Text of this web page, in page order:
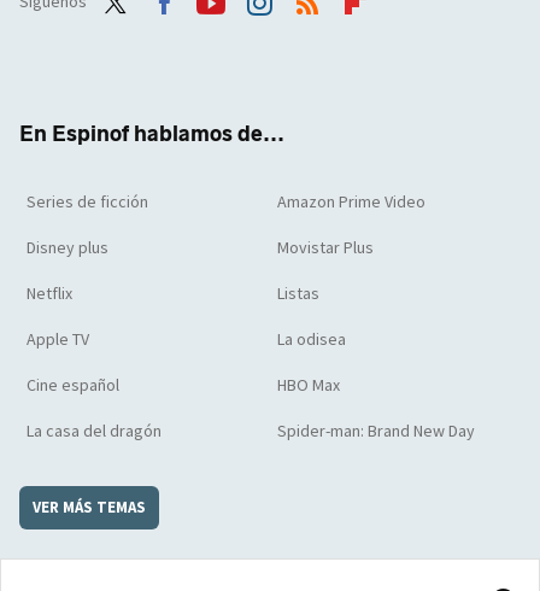
En Espinof hablamos de...
Series de ficción Amazon Prime Video
Disney plus Movistar Plus
Netflix Listas
Apple TV La odisea
Cine español HBO Max
La casa del dragón Spider-man: Brand New Day
VER MÁS TEMAS